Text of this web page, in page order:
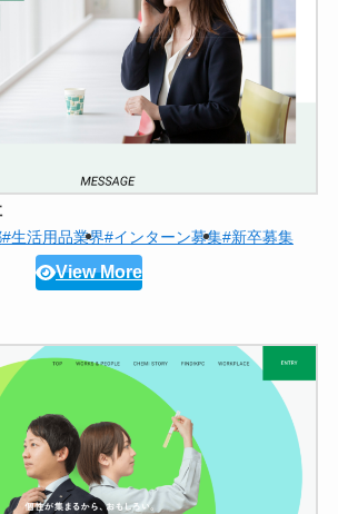
#生活用品業界#インターン募集#新卒募集
View More